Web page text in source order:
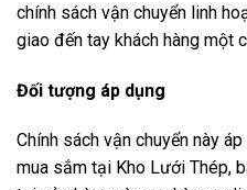
chính sách vận chuyển linh
giao đến tay khách hàng một
Đối tượng áp dụng
Chính sách vận chuyển này
mua sắm tại Kho Lưới Thép,